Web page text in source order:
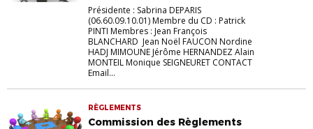
Présidente : Sabrina DEPARIS
(06.60.09.10.01) Membre du CD : Patrick
PINTI Membres : Jean François
BLANCHARD Jean Noël FAUCON Nordine
HADJ MIMOUNE Jérôme HERNANDEZ Alain
MONTEIL Monique SEIGNEURET CONTACT
Email...
RÈGLEMENTS
Commission des Règlements